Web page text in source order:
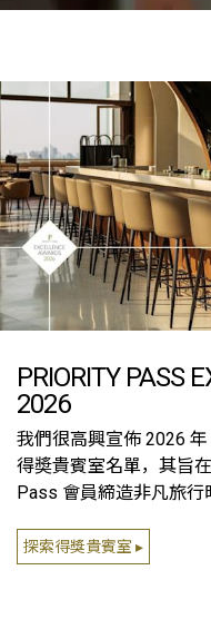
PRIORITY PASS
2026
我們很高興宣佈 2026
得奬貴賓室名單，其旨
Pass 會員締造非凡旅行
探索得獎貴賓室 ▸